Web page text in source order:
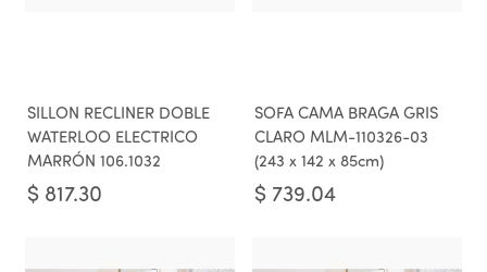
SILLON RECLINER DOBLE
WATERLOO ELECTRICO
MARRÓN 106.1032
$ 817.30
SOFA CAMA BRAGA GRIS
CLARO MLM-110326-03
(243 x 142 x 85cm)
$ 739.04